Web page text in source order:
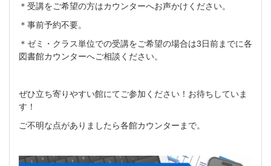
＊受講をご希望の方はカウンターへお声かけください。
＊事前予約不要。
＊ゼミ・クラス単位での受講をご希望の場合は3日前までに各
図書館カウンターへご相談ください。
ぜひ立ち寄りやすい館にてご参加ください！お待ちしていま
す！
ご不明な点がありましたら各館カウンターまで。